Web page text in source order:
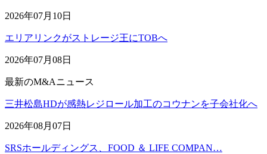
2026年07月10日
エリアリンクがストレージ王にTOBへ
2026年07月08日
最新のM&Aニュース
三井松島HDが感熱レジロール加工のコウナンを子会社化へ
2026年08月07日
SRSホールディングス、FOOD ＆ LIFE COMPAN…